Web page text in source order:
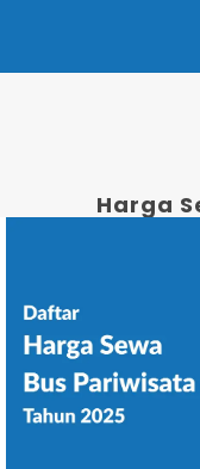
Harga